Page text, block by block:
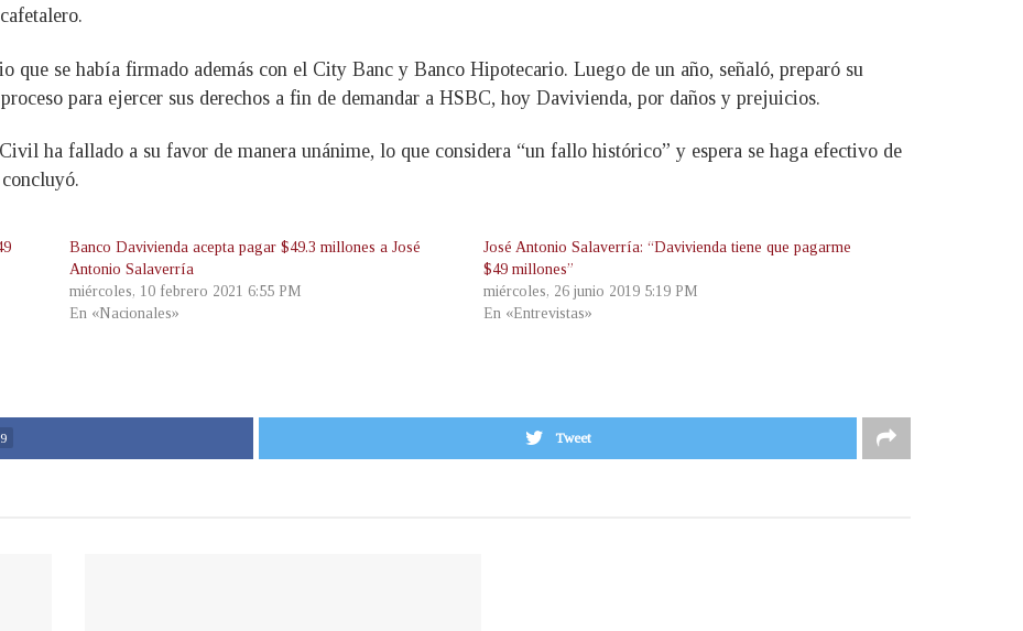
que se había firmado además con el City Banc y Banco Hipotecario. Luego de un año, señaló, preparó su
para ejercer sus derechos a fin de demandar a HSBC, hoy Davivienda, por daños y prejuicios.
ha fallado a su favor de manera unánime, lo que considera “un fallo histórico” y espera se haga efectivo de
Banco Davivienda acepta pagar $49.3 millones a José
Antonio Salaverría
miércoles, 10 febrero 2021 6:55 PM
En «Nacionales»
José Antonio Salaverría: “Davivienda tiene que pagarme
$49 millones”
miércoles, 26 junio 2019 5:19 PM
En «Entrevistas»
Tweet